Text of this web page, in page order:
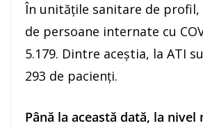
În unitățile sanitare de
de persoane internate cu
5.179. Dintre aceștia, la ATI
293 de pacienți.
Până la această dată, la nivel